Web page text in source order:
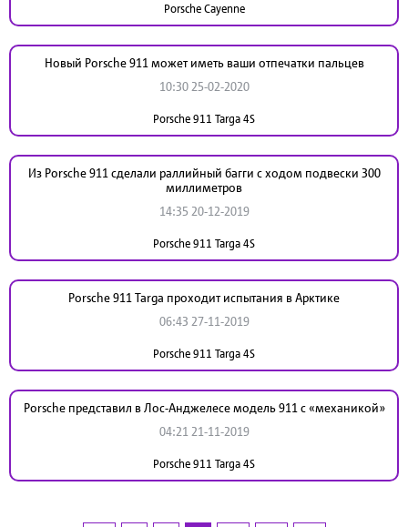
Porsche Cayenne
Новый Porsche 911 может иметь ваши отпечатки пальцев
10:30 25-02-2020
Porsche 911 Targa 4S
Из Porsche 911 сделали раллийный багги c ходом подвески 300
миллиметров
14:35 20-12-2019
Porsche 911 Targa 4S
Porsche 911 Targa проходит испытания в Арктике
06:43 27-11-2019
Porsche 911 Targa 4S
Porsche представил в Лос-Анджелесе модель 911 с «механикой»
04:21 21-11-2019
Porsche 911 Targa 4S